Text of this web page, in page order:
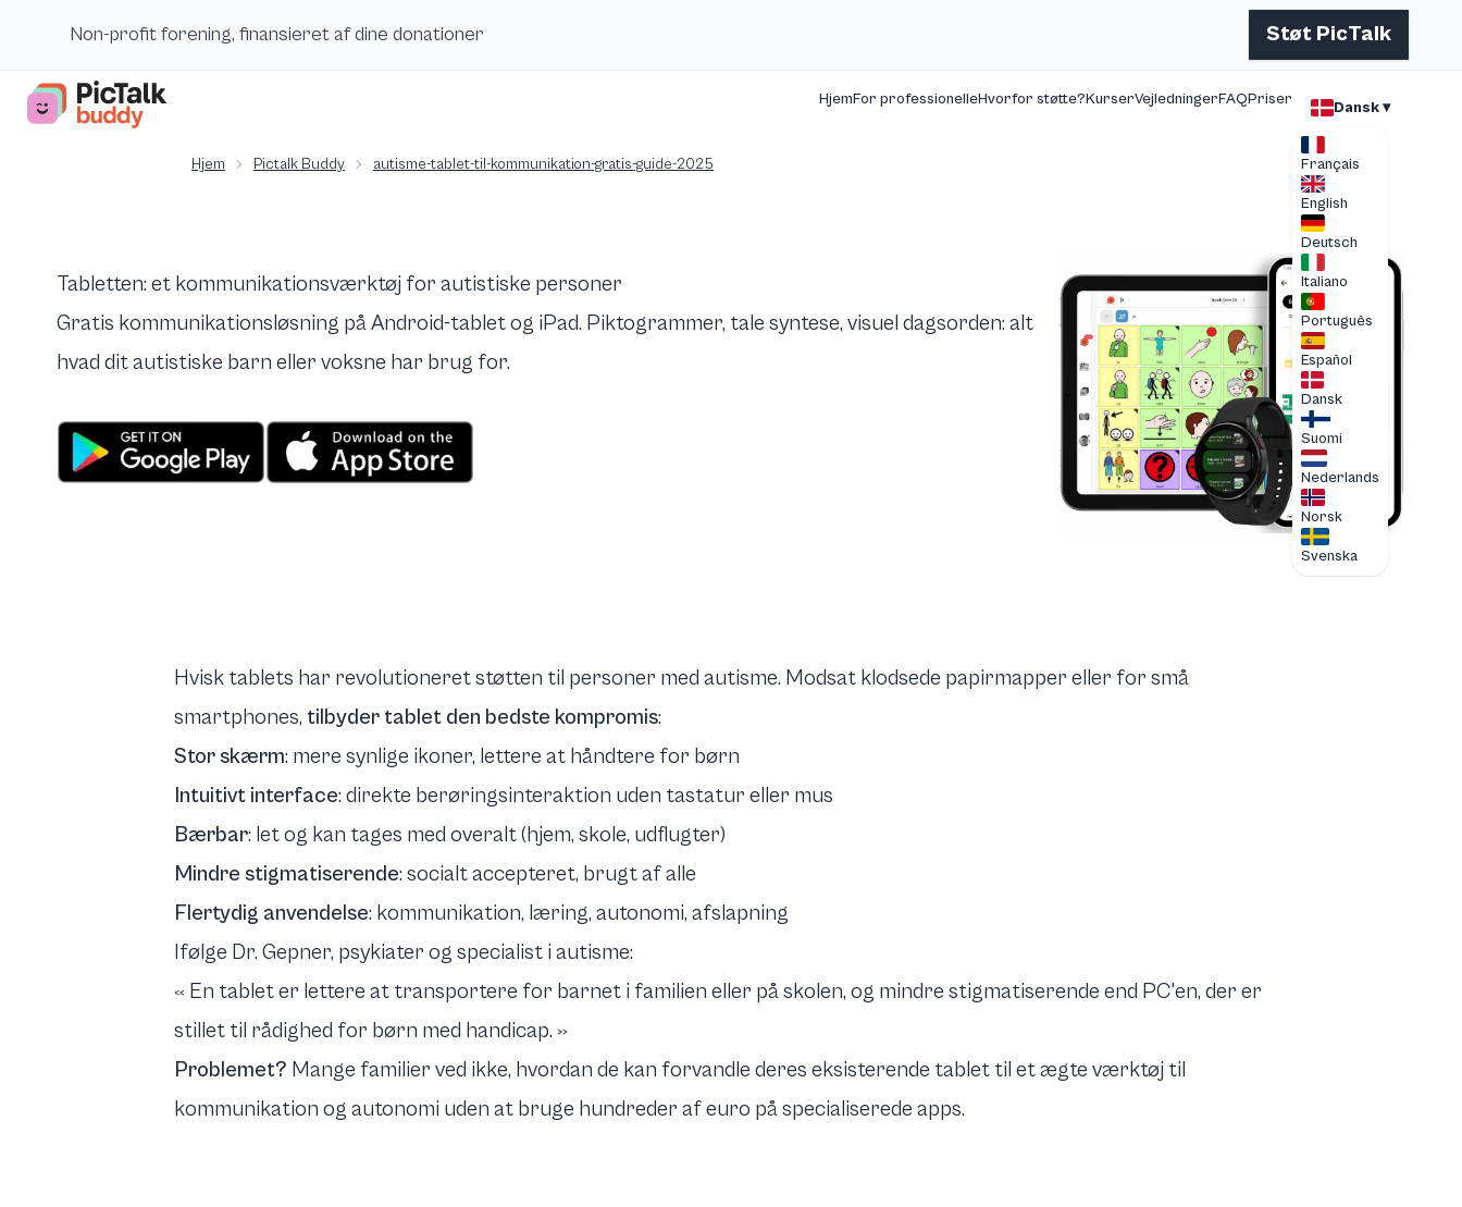
Non-profit forening, finansieret af dine donationer Støt PicTalk
HjemFor professionelleHvorfor støtte?KurserVejledningerFAQPriser Dansk ▾
Français
English
Deutsch
Italiano
Português
Español
Dansk
Suomi
Nederlands
Norsk
Svenska
Hjem Pictalk Buddy autisme-tablet-til-kommunikation-gratis-guide-2025
Tabletten: et kommunikationsværktøj for autistiske personer
Gratis kommunikationsløsning på Android-tablet og iPad. Piktogrammer, tale syntese, visuel dagsorden: alt
hvad dit autistiske barn eller voksne har brug for.
Hvisk tablets har revolutioneret støtten til personer med autisme. Modsat klodsede papirmapper eller for små
smartphones, tilbyder tablet den bedste kompromis:
Stor skærm: mere synlige ikoner, lettere at håndtere for børn
Intuitivt interface: direkte berøringsinteraktion uden tastatur eller mus
Bærbar: let og kan tages med overalt (hjem, skole, udflugter)
Mindre stigmatiserende: socialt accepteret, brugt af alle
Flertydig anvendelse: kommunikation, læring, autonomi, afslapning
Ifølge Dr. Gepner, psykiater og specialist i autisme:
« En tablet er lettere at transportere for barnet i familien eller på skolen, og mindre stigmatiserende end PC'en, der er
stillet til rådighed for børn med handicap. »
Problemet? Mange familier ved ikke, hvordan de kan forvandle deres eksisterende tablet til et ægte værktøj til
kommunikation og autonomi uden at bruge hundreder af euro på specialiserede apps.